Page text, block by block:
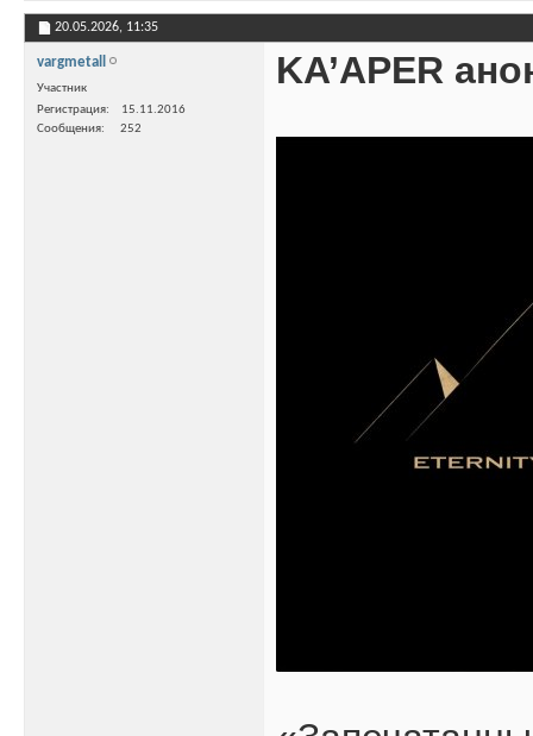
20.05.2026, 11:35
vargmetall
Участник
Регистрация
15.11.2016
Сообщения
252
KA’APER